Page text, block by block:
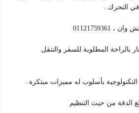
التحرك .
للايجار بالراحة المطلوبة للسفر والتنقل
التكنولوجية بأسلوب له مميزات مبتكرة .
الدقة من حيث التنظيم